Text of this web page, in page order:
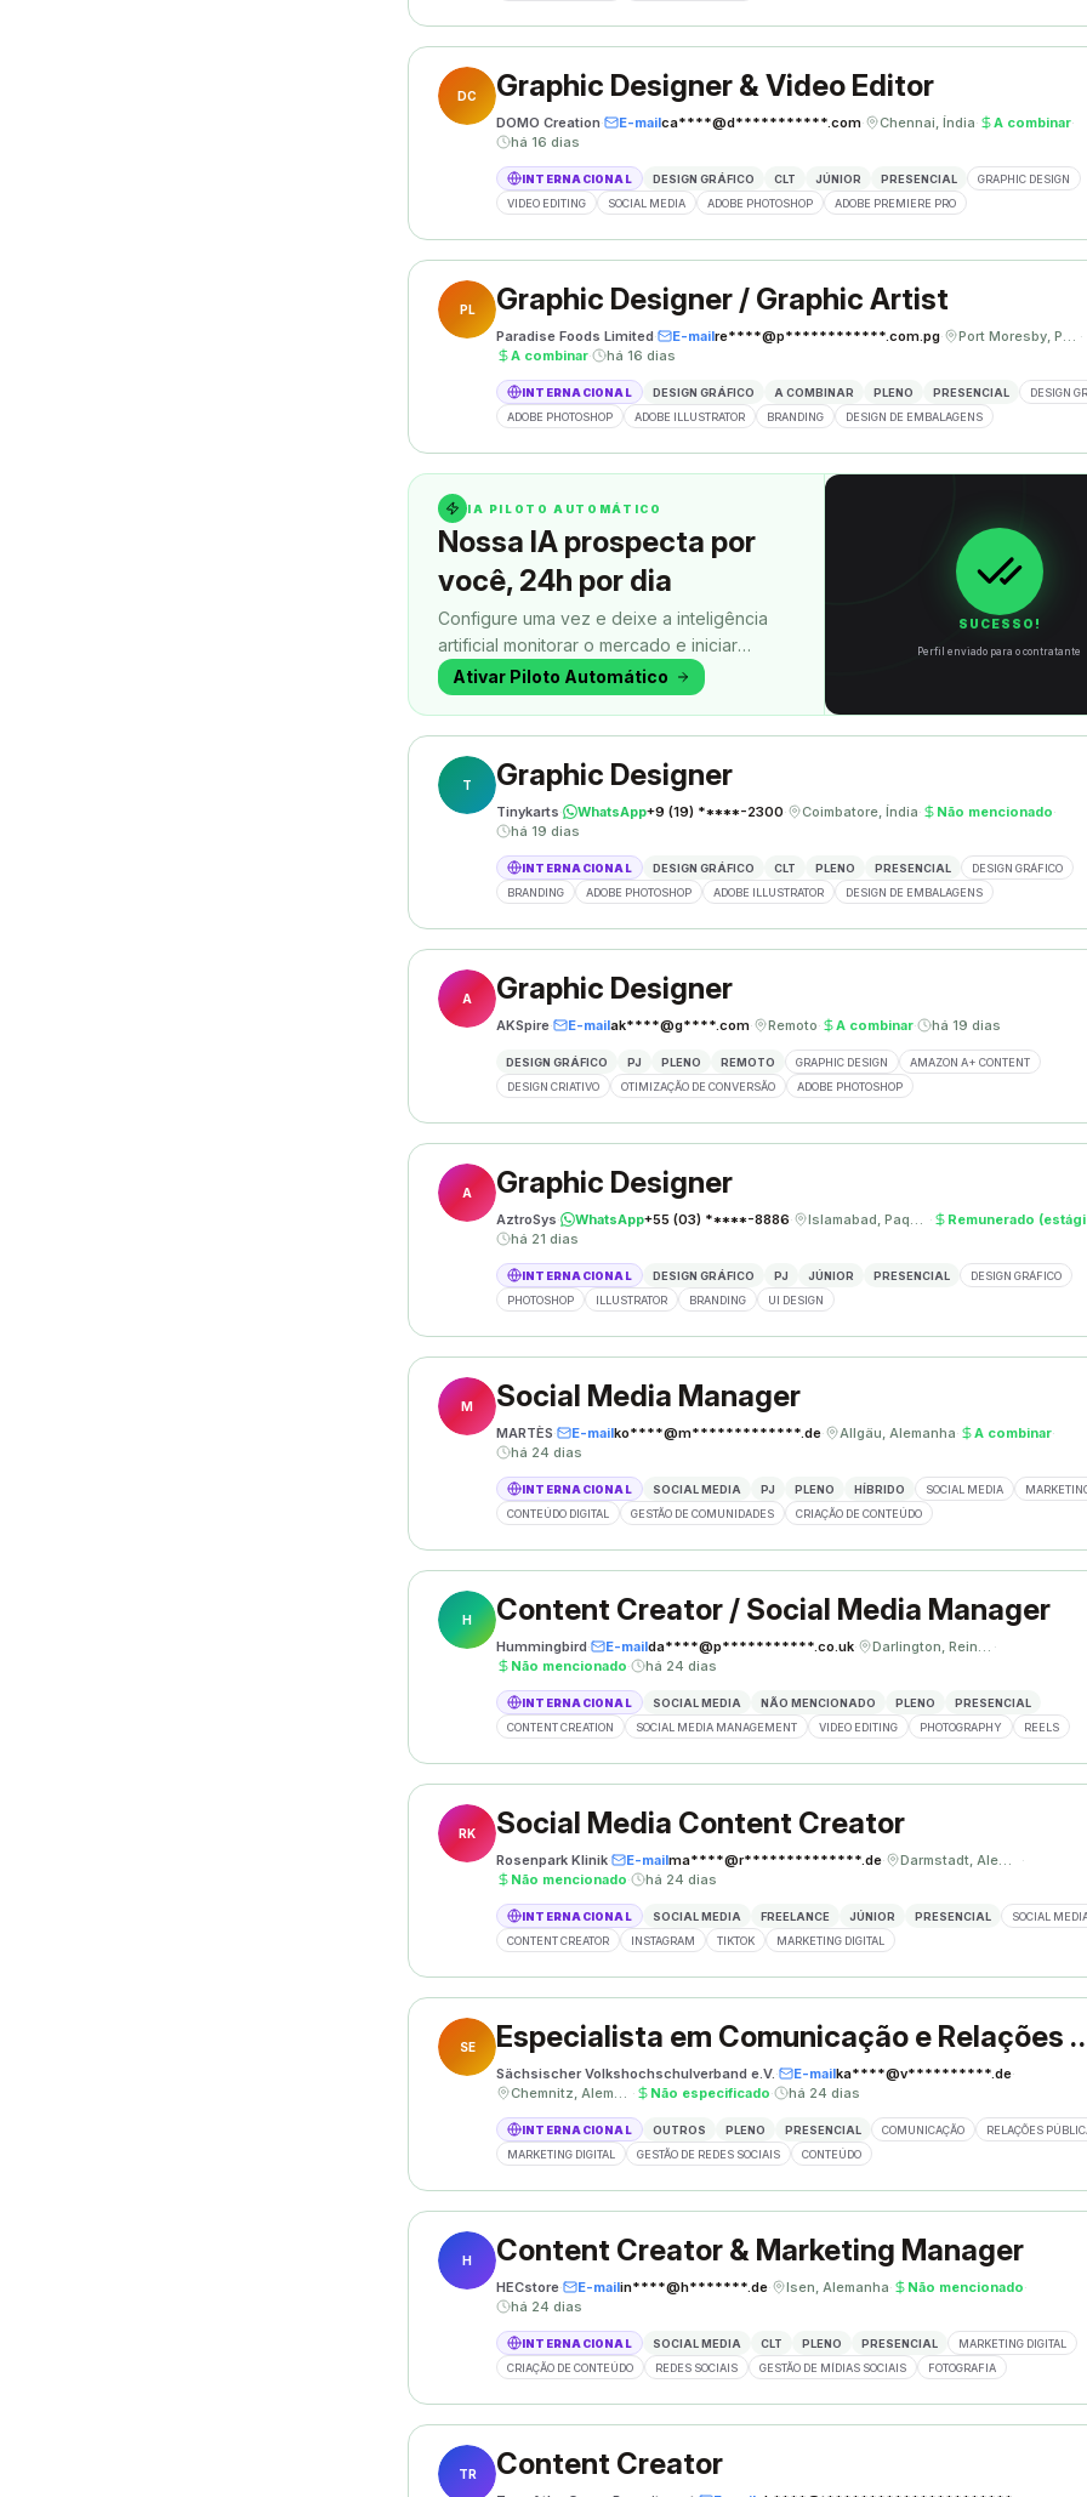
DC Graphic Designer & Video Editor
DOMO Creation· E-mailca****@d***********.com· Chennai, Índia· A combinar·
há 16 dias
INTERNACIONAL DESIGN GRÁFICO CLT JÚNIOR PRESENCIAL
GRAPHIC DESIGN
VIDEO EDITING
SOCIAL MEDIA ADOBE PHOTOSHOP ADOBE PREMIERE PRO
PL Graphic Designer / Graphic Artist
Paradise Foods Limited· E-mailre****@p************.com.pg· Port Moresby, Papua Nova Guiné ·
A combinar· há 16 dias
INTERNACIONAL DESIGN GRÁFICO A COMBINAR PLENO PRESENCIAL
DESIGN
ADOBE PHOTOSHOP
ADOBE ILLUSTRATOR BRANDING DESIGN DE EMBALAGENS
IA PILOTO AUTOMÁTICO
Nossa IA prospecta por
você, 24h por dia
Configure uma vez e deixe a inteligência
artificial monitorar o mercado e iniciar
contatos enquanto você faz outra coisa.
Ativar Piloto Automático
SUCESSO!
Perfil enviado para o contratante
T Graphic Designer
Tinykarts· WhatsApp+9 (19) *****-2300· Coimbatore, Índia· Não mencionado·
há 19 dias
INTERNACIONAL DESIGN GRÁFICO CLT PLENO PRESENCIAL
DESIGN GRÁFICO
BRANDING
ADOBE PHOTOSHOP ADOBE ILLUSTRATOR DESIGN DE EMBALAGENS
A Graphic Designer
AKSpire· E-mailak****@g****.com· Remoto· A combinar· há 19 dias
DESIGN GRÁFICO PJ PLENO REMOTO GRAPHIC DESIGN
AMAZON A+ CONTENT
DESIGN CRIATIVO
OTIMIZAÇÃO DE CONVERSÃO ADOBE PHOTOSHOP
A Graphic Designer
AztroSys· WhatsApp+55 (03) *****-8886· Islamabad, Paquistão ·
Remunerado
há 21 dias
INTERNACIONAL DESIGN GRÁFICO PJ JÚNIOR PRESENCIAL
DESIGN GRÁFICO
PHOTOSHOP
ILLUSTRATOR BRANDING UI DESIGN
M Social Media Manager
MARTÈS· E-mailko****@m*************.de· Allgäu, Alemanha· A combinar·
há 24 dias
INTERNACIONAL SOCIAL MEDIA PJ PLENO HÍBRIDO SOCIAL MEDIA
CONTEÚDO DIGITAL
GESTÃO DE COMUNIDADES CRIAÇÃO DE CONTEÚDO
H Content Creator / Social Media Manager
Hummingbird· E-mailda****@p***********.co.uk· Darlington, Reino Unido ·
Não mencionado· há 24 dias
INTERNACIONAL SOCIAL MEDIA NÃO MENCIONADO PLENO
PRESENCIAL
CONTENT CREATION
SOCIAL MEDIA MANAGEMENT VIDEO EDITING PHOTOGRAPHY REELS
RK Social Media Content Creator
Rosenpark Klinik· E-mailma****@r**************.de· Darmstadt, Alemanha
·
Não mencionado· há 24 dias
INTERNACIONAL SOCIAL MEDIA FREELANCE JÚNIOR PRESENCIAL
SOCIAL
CONTENT CREATOR
INSTAGRAM TIKTOK MARKETING DIGITAL
SE Especialista em
Sächsischer Volkshochschulverband e.V.· E-mailka****@v**********.de·
Chemnitz, Alemanha · Não especificado· há 24 dias
INTERNACIONAL OUTROS PLENO PRESENCIAL COMUNICAÇÃO
RELAÇÕES
MARKETING DIGITAL
GESTÃO DE REDES SOCIAIS CONTEÚDO
H Content Creator & Marketing Manager
HECstore· E-mailin****@h*******.de· Isen, Alemanha· Não mencionado·
há 24 dias
INTERNACIONAL SOCIAL MEDIA CLT PLENO PRESENCIAL
MARKETING DIGITAL
CRIAÇÃO DE CONTEÚDO
REDES SOCIAIS GESTÃO DE MÍDIAS SOCIAIS FOTOGRAFIA
TR Content Creator